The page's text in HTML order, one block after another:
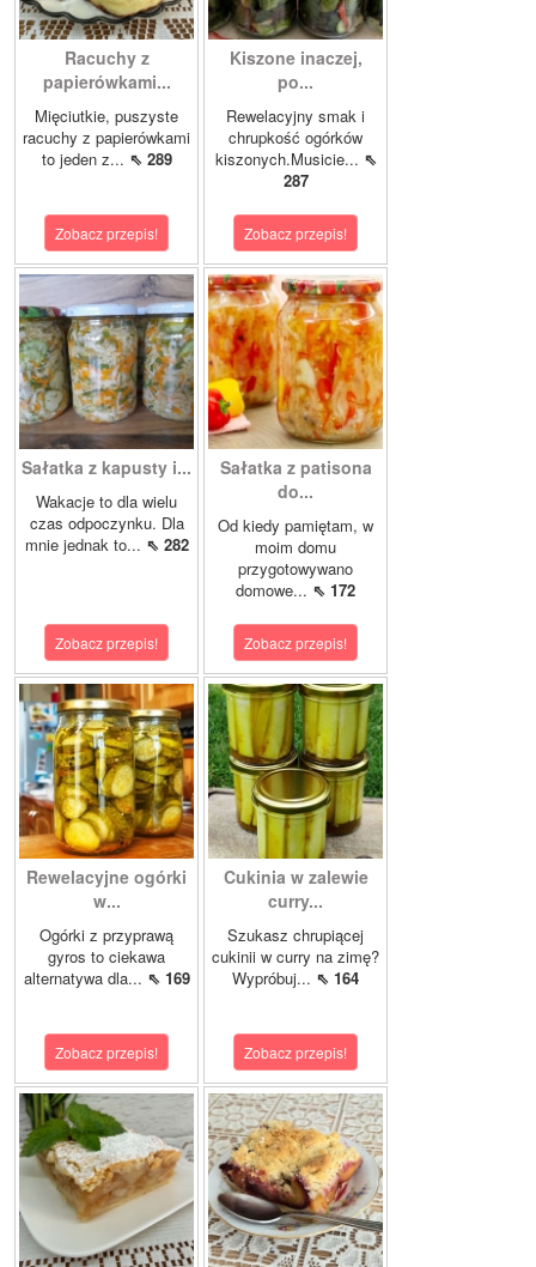
Racuchy z
papierówkami...
Mięciutkie, puszyste
racuchy z papierówkami
to jeden z... ⇖ 289
Zobacz przepis!
Kiszone inaczej,
po...
Rewelacyjny smak i
chrupkość ogórków
kiszonych.Musicie... ⇖
287
Zobacz przepis!
Sałatka z kapusty i...
Wakacje to dla wielu
czas odpoczynku. Dla
mnie jednak to... ⇖ 282
Zobacz przepis!
Sałatka z patisona
do...
Od kiedy pamiętam, w
moim domu
przygotowywano
domowe... ⇖ 172
Zobacz przepis!
Rewelacyjne ogórki
w...
Ogórki z przyprawą
gyros to ciekawa
alternatywa dla... ⇖ 169
Zobacz przepis!
Cukinia w zalewie
curry...
Szukasz chrupiącej
cukinii w curry na zimę?
Wypróbuj... ⇖ 164
Zobacz przepis!